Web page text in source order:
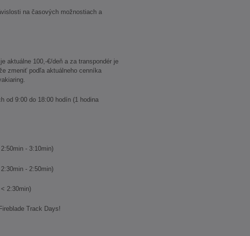
na časových možnostiach a
aktuálne 100,-€/deň a za transpondér je
zmeniť podľa aktuálneho cenníka
od 9:00 do 18:00 hodín (1 hodina
2:50min - 3:10min)
2:30min - 2:50min)
< 2:30min)
Track Days!